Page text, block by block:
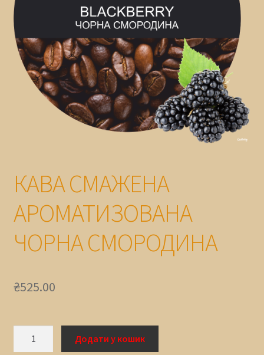
ГАРАНТІЯ
КАВА СМАЖЕНА
АРОМАТИЗОВАНА
ЧОРНА СМОРОДИНА
₴525.00
Додати у кошик